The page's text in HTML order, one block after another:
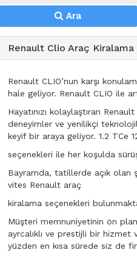
Ara
Renault Clio Araç Kiralama
Renault CLIO’nun karşı
hale geliyor. Renault CLIO ile
Hayatınızı kolaylaştıran
deneyimler ve yenilikçi
keyif bir araya geliyor. 1.2 TCe
seçenekleri ile her koşulda
Bayramda, tatillerde açık olan
vites Renault araç
kiralama seçenekleri
Müşteri memnuniyetinin ön
ayrcalıklı ve prestijli bir
yüzden en kısa sürede siz de